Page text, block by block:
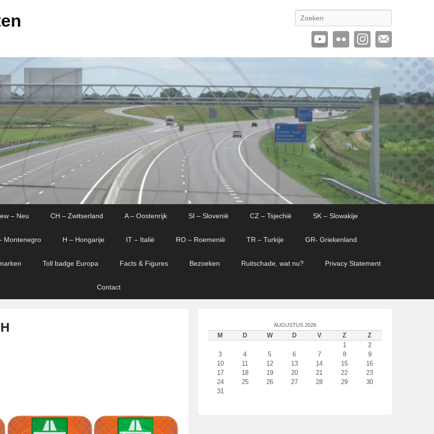
Zoeken
– Neu CH – Zwitserland A – Oostenrijk SI – Slovenië CZ – Tsjechië SK – Slowakije
Montenegro H – Hongarije IT – Italië RO – Roemenië TR – Turkije GR- Griekenland
Toll badge Europa Facts & Figures Bezoeken Ruitschade, wat nu? Privacy Statement
Contact
AUGUSTUS 2026
M D W D V Z
Z
1
2
3
4 5 6 7 8
9
10
11 12 13 14 15
16
17
18 19 20 21 22
23
24
25 26 27 28 29
30
31